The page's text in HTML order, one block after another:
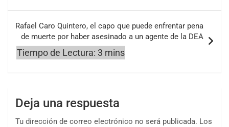
Rafael Caro Quintero, el capo que puede enfrentar pena
de muerte por haber asesinado a un agente de la DEA
Deja una respuesta
Tu dirección de correo electrónico no será publicada. Los